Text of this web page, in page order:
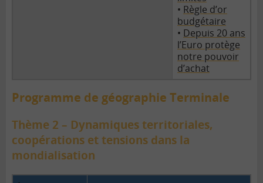
• Règle d’or
budgétaire
• Depuis 20 ans
l’Euro protège
notre pouvoir
d’achat
Programme de géographie Terminale
Thème 2 – Dynamiques territoriales,
coopérations et tensions dans la
mondialisation